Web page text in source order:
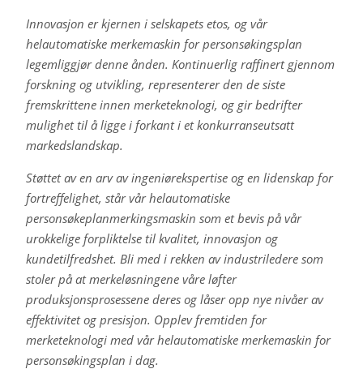
Innovasjon er kjernen i selskapets etos, og vår
helautomatiske merkemaskin for personsøkingsplan
legemliggjør denne ånden. Kontinuerlig raffinert gjennom
forskning og utvikling, representerer den de siste
fremskrittene innen merketeknologi, og gir bedrifter
mulighet til å ligge i forkant i et konkurranseutsatt
markedslandskap.
Støttet av en arv av ingeniørekspertise og en lidenskap for
fortreffelighet, står vår helautomatiske
personsøkeplanmerkingsmaskin som et bevis på vår
urokkelige forpliktelse til kvalitet, innovasjon og
kundetilfredshet. Bli med i rekken av industriledere som
stoler på at merkeløsningene våre løfter
produksjonsprosessene deres og låser opp nye nivåer av
effektivitet og presisjon. Opplev fremtiden for
merketeknologi med vår helautomatiske merkemaskin for
personsøkingsplan i dag.